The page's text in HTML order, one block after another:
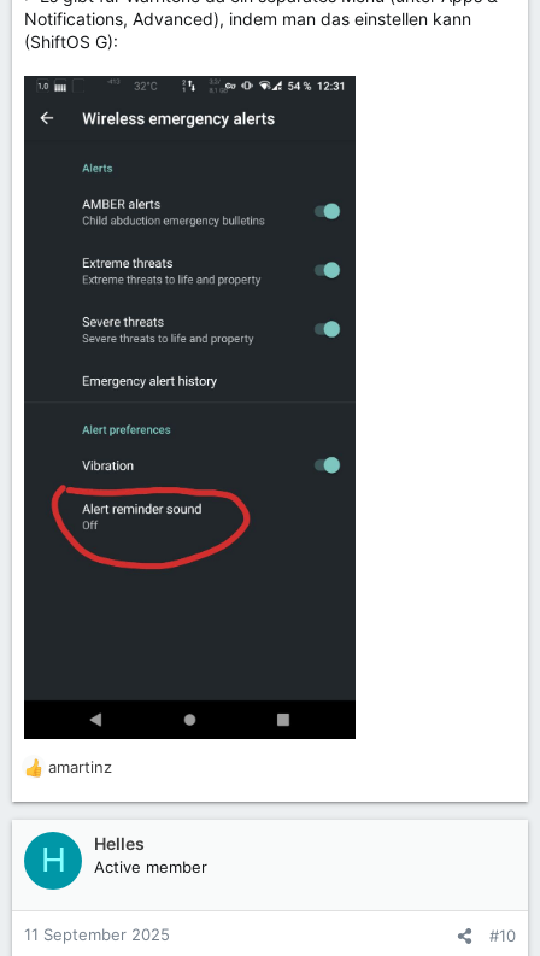
Daten angeben, eine Handynummer muss nicht bekannt
sein.
Notifications, Advanced), indem man das einstellen kann
(ShiftOS G):
R
a
k
t
n
amartinz
H Helles
Active member
11 September 2025 #10